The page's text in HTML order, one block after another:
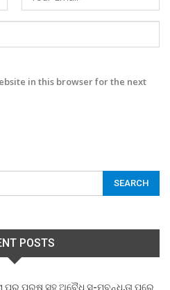
in this browser for the next
POSTS
ପର ପୁରୁଷ ସହ ଅବୈଧ ସ-ମ୍ବନ୍ଧ,ତା ପରେ